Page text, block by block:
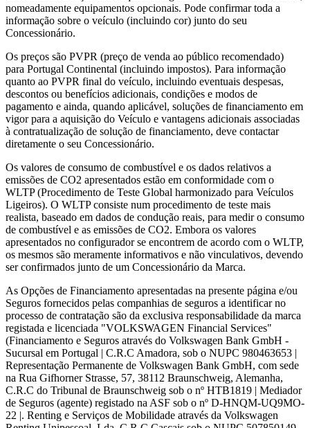
nomeadamente equipamentos opcionais. Pode confirmar toda a
informação sobre o veículo (incluindo cor) junto do seu
Concessionário.
Os preços são PVPR (preço de venda ao público recomendado)
para Portugal Continental (incluindo impostos). Para informação
quanto ao PVPR final do veículo, incluindo eventuais despesas,
descontos ou benefícios adicionais, condições e modos de
pagamento e ainda, quando aplicável, soluções de financiamento em
vigor para a aquisição do Veículo e vantagens adicionais associadas
à contratualização de solução de financiamento, deve contactar
diretamente o seu Concessionário.
Os valores de consumo de combustível e os dados relativos a
emissões de CO2 apresentados estão em conformidade com o
WLTP (Procedimento de Teste Global harmonizado para Veículos
Ligeiros). O WLTP consiste num procedimento de teste mais
realista, baseado em dados de condução reais, para medir o consumo
de combustível e as emissões de CO2. Embora os valores
apresentados no configurador se encontrem de acordo com o WLTP,
os mesmos são meramente informativos e não vinculativos, devendo
ser confirmados junto de um Concessionário da Marca.
As Opções de Financiamento apresentadas na presente página e/ou
Seguros fornecidos pelas companhias de seguros a identificar no
processo de contratação são da exclusiva responsabilidade da marca
registada e licenciada "VOLKSWAGEN Financial Services"
(Financiamento e Seguros através do Volkswagen Bank GmbH -
Sucursal em Portugal | C.R.C Amadora, sob o NUPC 980463653 |
Representação Permanente de Volkswagen Bank GmbH, com sede
na Rua Gifhorner Strasse, 57, 38112 Braunschweig, Alemanha,
C.R.C do Tribunal de Braunschweig sob o nº HTB1819 | Mediador
de Seguros (agente) registado na ASF sob o nº D-HNQM-UQ9MO-
22 |. Renting e Serviços de Mobilidade através da Volkswagen